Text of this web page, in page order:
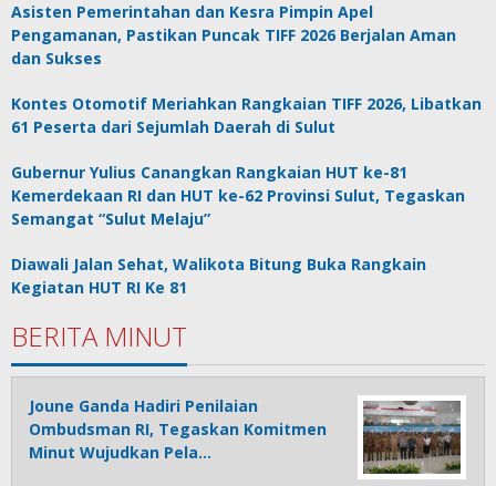
Asisten Pemerintahan dan Kesra Pimpin Apel
Pengamanan, Pastikan Puncak TIFF 2026 Berjalan Aman
dan Sukses
Kontes Otomotif Meriahkan Rangkaian TIFF 2026, Libatkan
61 Peserta dari Sejumlah Daerah di Sulut
Gubernur Yulius Canangkan Rangkaian HUT ke-81
Kemerdekaan RI dan HUT ke-62 Provinsi Sulut, Tegaskan
Semangat “Sulut Melaju”
Diawali Jalan Sehat, Walikota Bitung Buka Rangkain
Kegiatan HUT RI Ke 81
BERITA MINUT
Joune Ganda Hadiri Penilaian
Ombudsman RI, Tegaskan Komitmen
Minut Wujudkan Pela…